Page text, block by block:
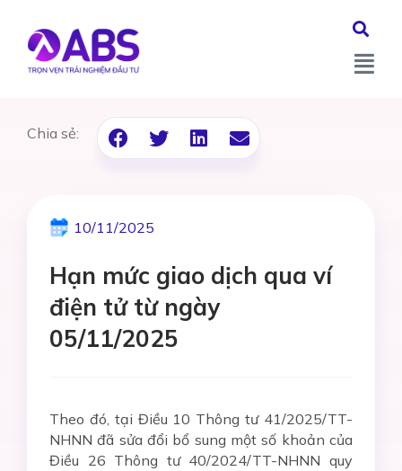
Chia sẻ:
10/11/2025
Hạn mức giao dịch qua ví
điện tử từ ngày
05/11/2025
Theo đó, tại Điều 10 Thông tư 41/2025/TT-
NHNN đã sửa đổi bổ sung một số khoản của
Điều 26 Thông tư 40/2024/TT-NHNN quy